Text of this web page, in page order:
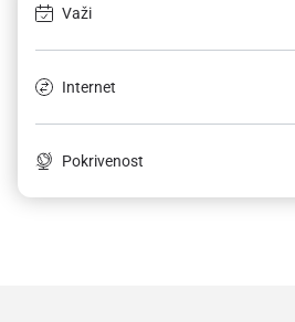
Važi
Internet
Pokrivenost